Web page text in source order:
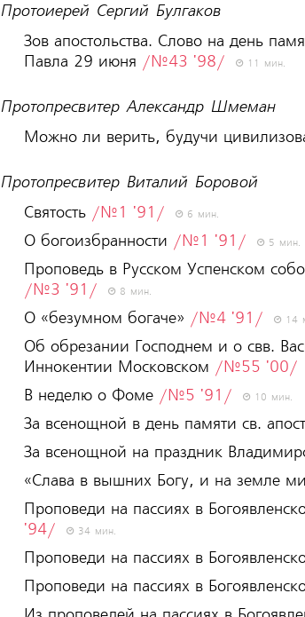
Протоиерей Сергий Булгаков
Зов апостольства. Слово на день
Павла 29 июня /№43 '98/ 11 мин.
Протопресвитер Александр Шмеман
Можно ли верить, будучи
Протопресвитер Виталий Боровой
Святость /№1 '91/ 6 мин.
О богоизбранности /№1 '91/ 5 мин.
Проповедь в Русском Успенском
/№3 '91/
8 мин.
О «безумном богаче» /№4 '91/ 14
Об обрезании Господнем и о свв.
Иннокентии Московском /№55 '00/
В неделю о Фоме /№5 '91/ 10 мин.
За всенощной в день памяти св.
За всенощной на праздник
«Слава в вышних Богу, и на земле
Проповеди на пассиях в
'94/
34 мин.
Проповеди на пассиях в
Проповеди на пассиях в